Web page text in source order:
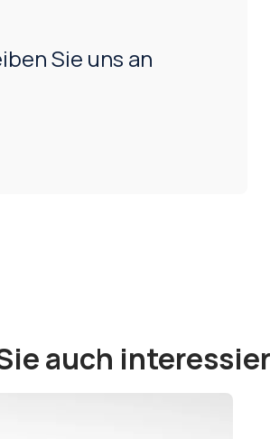
Sie uns an
auch